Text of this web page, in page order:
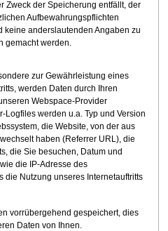
Zweck der Speicherung entfällt, der
Aufbewahrungspflichten
keine anderslautenden Angaben zu
gemacht werden.
zur Gewährleistung eines
werden Daten durch Ihren
Webspace-Provider
Logfiles werden u.a. Typ und Version
die Website, von der aus
haben (Referrer URL), die
die Sie besuchen, Datum und
die IP-Adresse des
die Nutzung unseres Internetauftritts
vorrübergehend gespeichert, dies
Daten von Ihnen.